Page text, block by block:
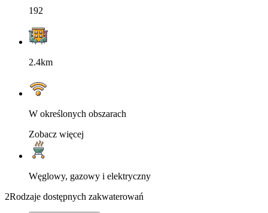
192
2.4km
W określonych obszarach
Zobacz więcej
Węglowy, gazowy i elektryczny
2Rodzaje dostępnych zakwaterowań